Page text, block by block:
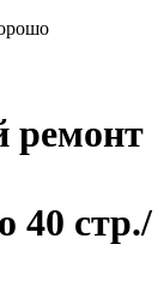
ремонт
40 стр./